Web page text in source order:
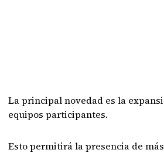
La principal novedad es la
equipos participantes.
Esto permitirá la presencia de